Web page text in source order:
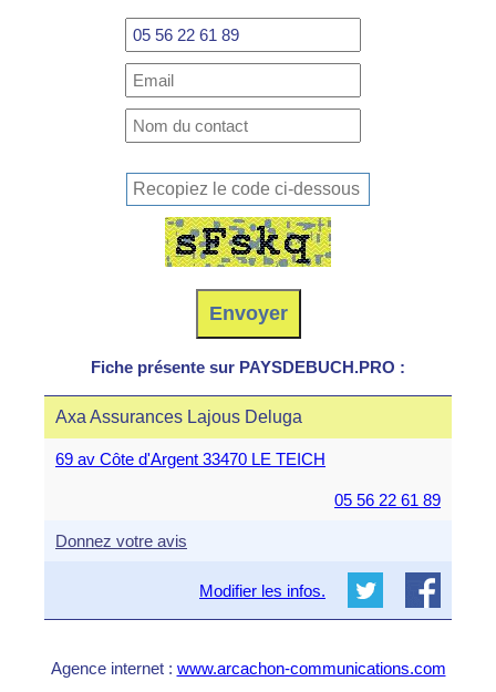
Fiche présente sur PAYSDEBUCH.PRO :
Axa Assurances Lajous Deluga
69 av Côte d'Argent 33470 LE TEICH
05 56 22 61 89
Donnez votre avis
Modifier les infos.
Agence internet : www.arcachon-communications.com